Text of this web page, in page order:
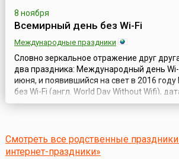
8 ноября
Всемирный день без Wi-Fi
Международные праздники
Словно зеркальное отражение друг
два праздника: Международный день
июня, и появившийся на свет в 2016
без Wi-Fi (англ. World Day Without Wifi),
которого установлена на 8 ноября.
прогрессивных тенденций на здоро...
Смотреть все родственные
интернет-праздники»